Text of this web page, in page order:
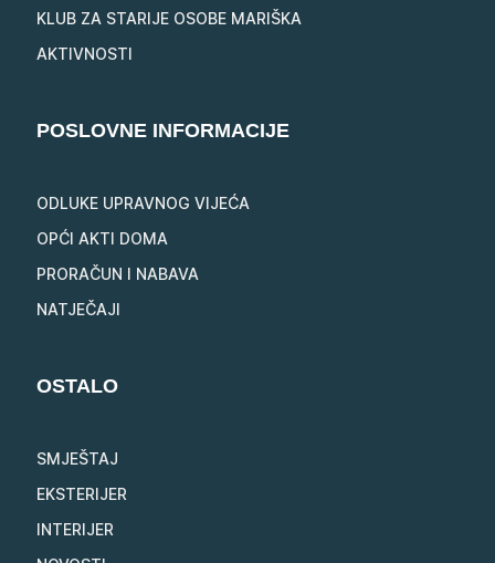
KLUB ZA STARIJE OSOBE MARIŠKA
AKTIVNOSTI
POSLOVNE INFORMACIJE
ODLUKE UPRAVNOG VIJEĆA
OPĆI AKTI DOMA
PRORAČUN I NABAVA
NATJEČAJI
OSTALO
SMJEŠTAJ
EKSTERIJER
INTERIJER